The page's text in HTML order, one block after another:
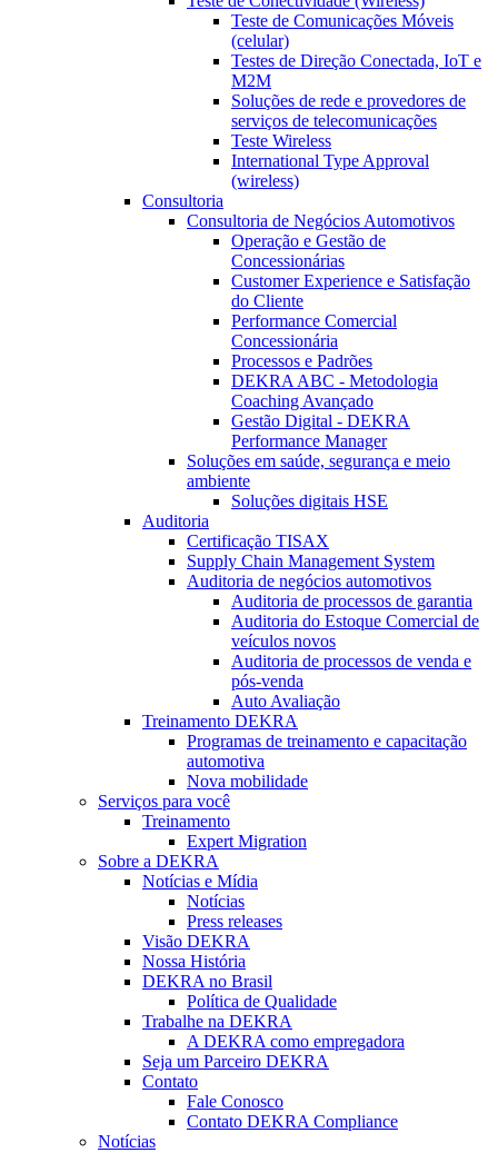
Teste de Comunicações Móveis
(celular)
Testes de Direção Conectada, IoT e
M2M
Soluções de rede e provedores de
serviços de telecomunicações
Teste Wireless
International Type Approval
(wireless)
Consultoria
Consultoria de Negócios Automotivos
Operação e Gestão de
Concessionárias
Customer Experience e Satisfação
do Cliente
Performance Comercial
Concessionária
Processos e Padrões
DEKRA ABC - Metodologia
Coaching Avançado
Gestão Digital - DEKRA
Performance Manager
Soluções em saúde, segurança e meio
ambiente
Soluções digitais HSE
Auditoria
Certificação TISAX
Supply Chain Management System
Auditoria de negócios automotivos
Auditoria de processos de garantia
Auditoria do Estoque Comercial de
veículos novos
Auditoria de processos de venda e
pós-venda
Auto Avaliação
Treinamento DEKRA
Programas de treinamento e capacitação
automotiva
Nova mobilidade
Serviços para você
Treinamento
Expert Migration
Sobre a DEKRA
Notícias e Mídia
Notícias
Press releases
Visão DEKRA
Nossa História
DEKRA no Brasil
Política de Qualidade
Trabalhe na DEKRA
A DEKRA como empregadora
Seja um Parceiro DEKRA
Contato
Fale Conosco
Contato DEKRA Compliance
Notícias